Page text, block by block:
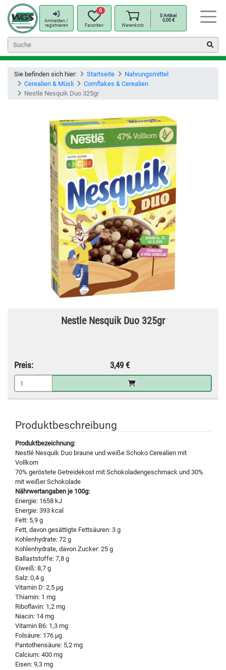
Anmelden /
registrieren
0
Favoriten Warenkorb
0Artikel
0,00 €
Sie befinden sich hier: Startseite
Nahrungsmittel
Cerealien & Müsli
Cornflakes & Cerealien
Nestle Nesquik Duo 325gr
Nestle Nesquik Duo 325gr
Preis: 3,49 €
Produktbeschreibung
Produktbezeichnung:
Nestlé Nesquik Duo braune und weiße Schoko Cerealien mit
Vollkorn
70% geröstete Getreidekost mit Schokoladengeschmack und 30%
mit weißer Schokolade
Nährwertangaben je 100g:
Energie: 1658 kJ
Energie: 393 kcal
Fett: 5,9 g
Fett, davon gesättigte Fettsäuren: 3 g
Kohlenhydrate: 72 g
Kohlenhydrate, davon Zucker: 25 g
Ballaststoffe: 7,8 g
Eiweiß: 8,7 g
Salz: 0,4 g
Vitamin D: 2,5 µg
Thiamin: 1 mg
Riboflavin: 1,2 mg
Niacin: 14 mg
Vitamin B6: 1,3 mg
Folsäure: 176 µg
Pantothensäure: 5,2 mg
Calcium: 400 mg
Eisen: 9,3 mg